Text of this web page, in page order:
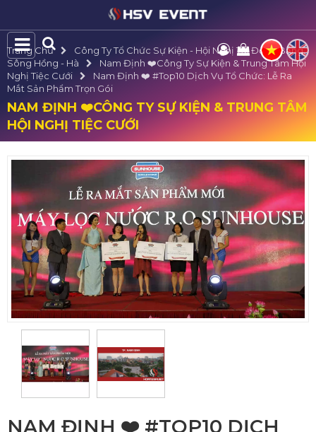
Trang Chủ
Công Ty Tổ Chức Sự Kiện - Hội Nghị Tại Đồng Bằng
Sông Hồng - Hà
Nam Định ❤️️Công Ty Sự Kiện & Trung Tâm Hội
Nghị Tiệc Cưới
Nam Định ❤️️ #top10 Dịch Vụ Tổ Chức: Lễ Ra
Mắt Sản Phẩm Trọn Gói
NAM ĐỊNH ❤️️CÔNG TY SỰ KIỆN & TRUNG TÂM
HỘI NGHỊ TIỆC CƯỚI
NAM ĐỊNH ❤️️ #TOP10 DỊCH